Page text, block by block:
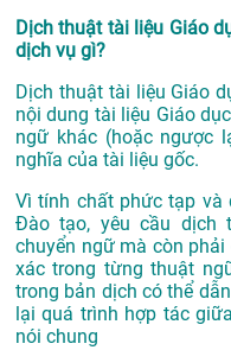
Dịch thuật tài liệu Giáo
dịch vụ gì?
Dịch thuật tài liệu Giáo
nội dung tài liệu Giáo
ngữ khác (hoặc ngược
nghĩa của tài liệu gốc.
Vì tính chất phức tạp và
Đào tạo, yêu cầu dịch
chuyển ngữ mà còn
xác trong từng thuật
trong bản dịch có thể
lại quá trình hợp tác
nói chung